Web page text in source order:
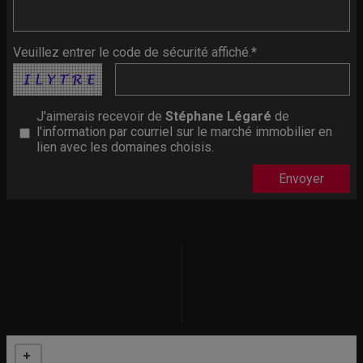
Veuillez entrer le code de sécurité affiché.*
J'aimerais recevoir de Stéphane Légaré de
l'information par courriel sur le marché immobilier en
lien avec les domaines choisis.